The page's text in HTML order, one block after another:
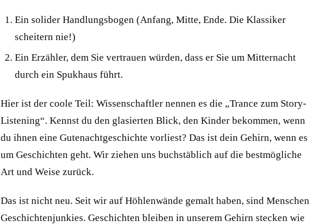
Ein solider Handlungsbogen (Anfang, Mitte, Ende. Die Klassiker
scheitern nie!)
Ein Erzähler, dem Sie vertrauen würden, dass er Sie um Mitternacht
durch ein Spukhaus führt.
Hier ist der coole Teil: Wissenschaftler nennen es die „Trance zum Story-
Listening“. Kennst du den glasierten Blick, den Kinder bekommen, wenn
du ihnen eine Gutenachtgeschichte vorliest? Das ist dein Gehirn, wenn es
um Geschichten geht. Wir ziehen uns buchstäblich auf die bestmögliche
Art und Weise zurück.
Das ist nicht neu. Seit wir auf Höhlenwände gemalt haben, sind Menschen
Geschichtenjunkies. Geschichten bleiben in unserem Gehirn stecken wie